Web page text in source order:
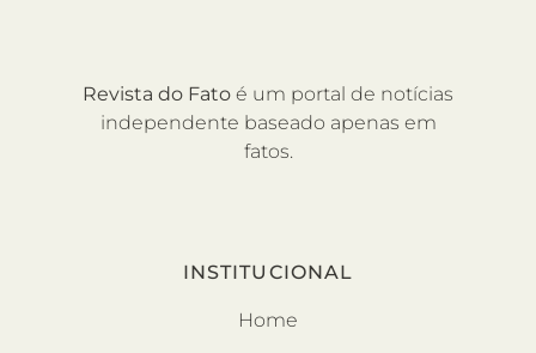
Revista do Fato é um portal de notícias
independente baseado apenas em
fatos.
INSTITUCIONAL
Home